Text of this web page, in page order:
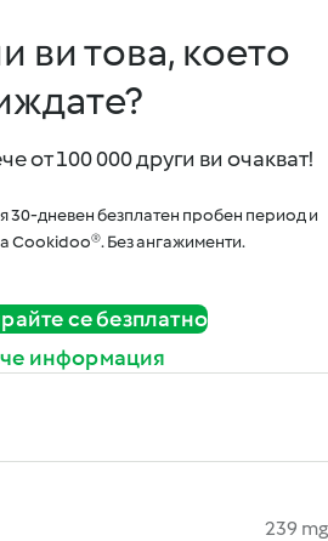
ви това, което
от 100 000 други ви очакват!
30-дневен безплатен пробен период и
Cookidoo®. Без ангажименти.
се безплатно
информация
239 mg